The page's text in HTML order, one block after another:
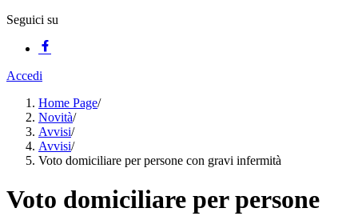
Seguici su
Accedi
Home Page/
Novità/
Avvisi/
Avvisi/
Voto domiciliare per persone con gravi infermità
Voto domiciliare per persone